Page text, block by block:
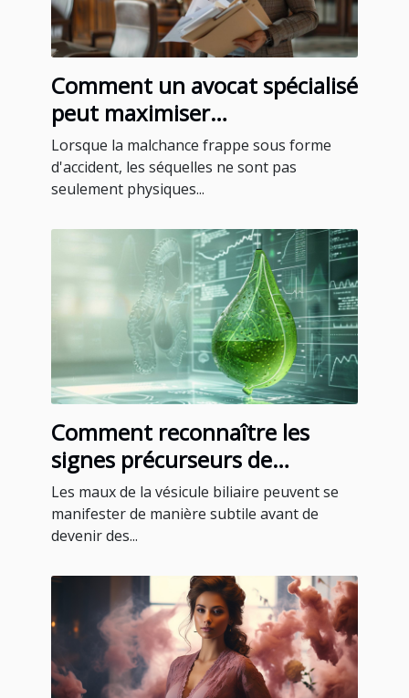
Comment un avocat spécialisé
peut maximiser
l'indemnisation après un
accident
Lorsque la malchance frappe sous forme
d'accident, les séquelles ne sont pas
seulement physiques...
Comment reconnaître les
signes précurseurs de
problèmes de vésicule biliaire
Les maux de la vésicule biliaire peuvent se
manifester de manière subtile avant de
devenir des...